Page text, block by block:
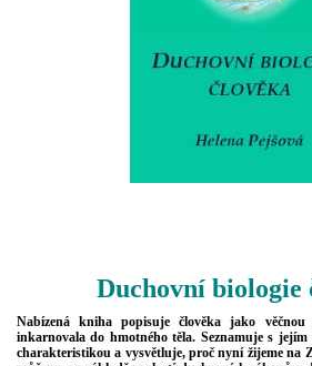
Duchovní biologie
Nabízená kniha popisuje člověka jako
inkarnovala do hmotného těla. Seznamuje s jejím
charakteristikou a vysvětluje, proč nyní žijeme na